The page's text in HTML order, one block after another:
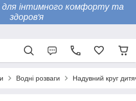
для інтимного комфорту та
здоров'я
Водні розваги Надувний круг